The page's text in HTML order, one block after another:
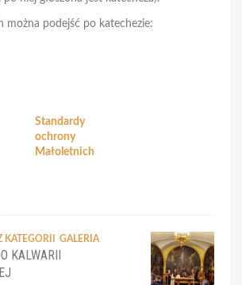
można podejść po katechezie:
Standardy
ochrony
Małoletnich
KATEGORII GALERIA
KALWARII